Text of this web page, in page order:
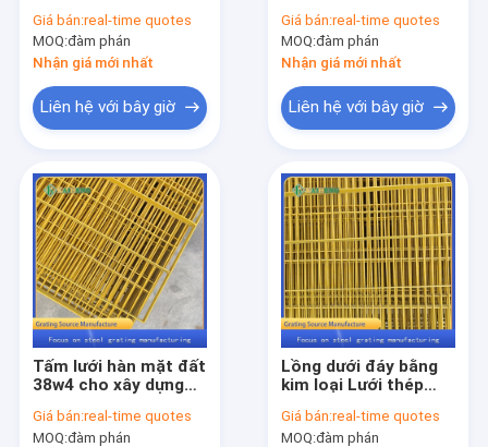
Giá bán:real-time quotes
MOQ:đàm phán
Nhận giá mới nhất
Liên hệ với bây giờ
Giá bán:real-time quotes
MOQ:đàm phán
Nhận giá mới nhất
Liên hệ với bây giờ
Tấm lưới hàn mặt đất
38w4 cho xây dựng
Giá bán:real-time quotes
MOQ:đàm phán
Lồng dưới đáy bằng
kim loại Lưới thép
ngâm tẩm
Giá bán:real-time quotes
MOQ:đàm phán